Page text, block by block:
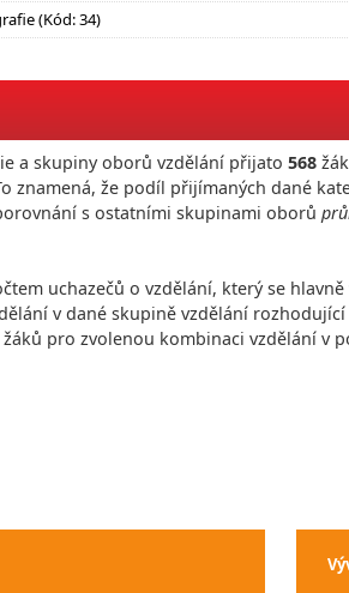
(Kód: 34)
a skupiny oborů vzdělání přijato 568
znamená, že podíl přijímaných dané
s ostatními skupinami oborů
uchazečů o vzdělání, který se
v dané skupině vzdělání
pro zvolenou kombinaci vzdělání v